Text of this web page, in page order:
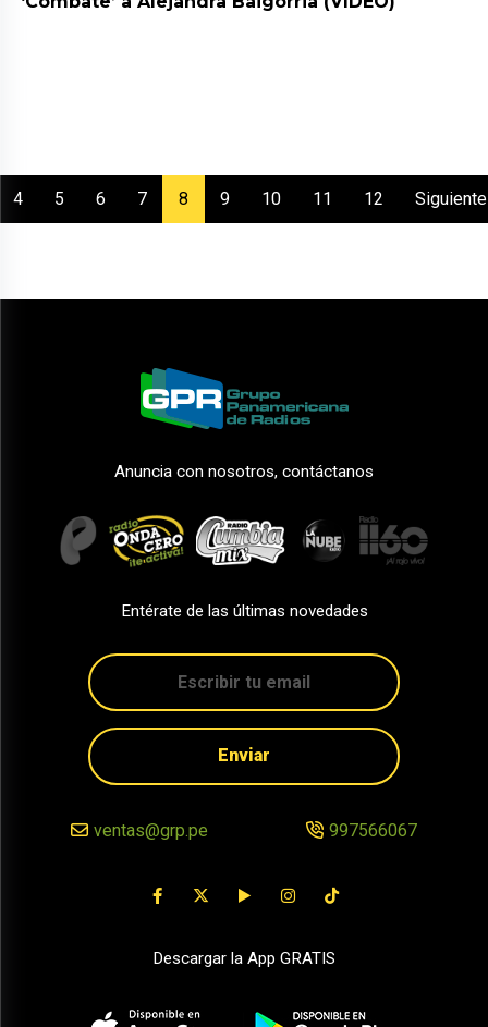
4 5 6 7 8(current)
9 10 11 12 Siguiente
Anuncia con nosotros, contáctanos
Entérate de las últimas novedades
Enviar
ventas@grp.pe 997566067
Descargar la App GRATIS